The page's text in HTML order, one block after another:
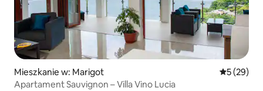
Mieszkanie w: Marigot Średnia
5 (29)
Apartament Sauvignon – Villa Vino Lucia